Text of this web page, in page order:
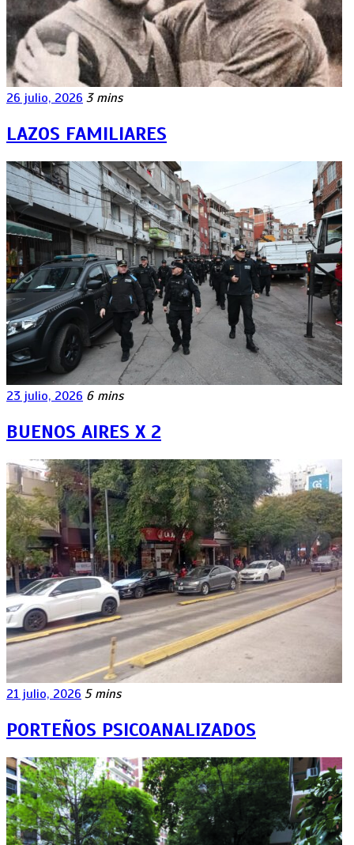
26 julio, 2026 3 mins
LAZOS FAMILIARES
23 julio, 2026 6 mins
BUENOS AIRES X 2
21 julio, 2026 5 mins
PORTEÑOS PSICOANALIZADOS